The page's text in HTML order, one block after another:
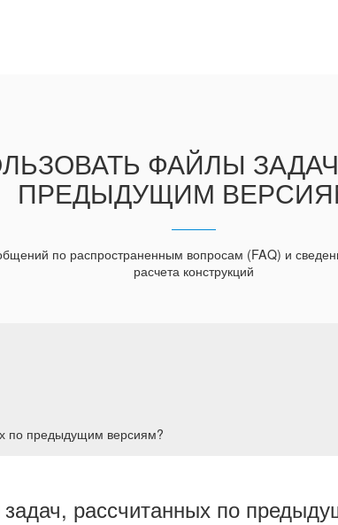
ФАЙЛЫ
ПРЕДЫДУЩИМ
по распространенным вопросам (FAQ) и
расчета конструкций
по предыдущим версиям?
рассчитанных по